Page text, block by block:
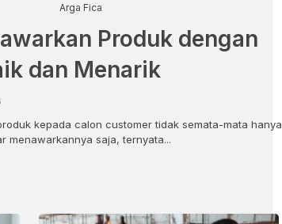
Arga Fica
Produk dengan
dan Menarik
kepada calon customer tidak semata-mata hanya
menawarkannya saja, ternyata...